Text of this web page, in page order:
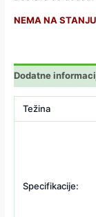
NEMA NA STANJU
Dodatne
Težina
Specifikacije: